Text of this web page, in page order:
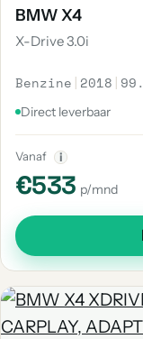
BMW X4
X-Drive 3.0i
Benzine | 2018 |
Direct leverbaar
Vanaf i
€533 p/mnd